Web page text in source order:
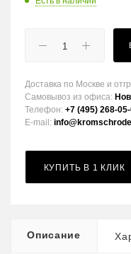
Доставка по Москве и
Самовывоз из офиса:
Телефон: +7 (495) 268-
E-mail:
КУПИТЬ В 1 КЛИК
Описание